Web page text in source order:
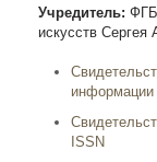
Учредитель:
искусств Сергея
ISSN